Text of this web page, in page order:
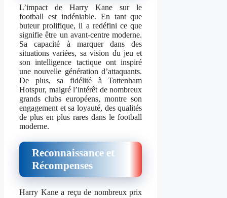
L’impact de Harry Kane sur le
football est indéniable. En tant que
buteur prolifique, il a redéfini ce que
signifie être un avant-centre moderne.
Sa capacité à marquer dans des
situations variées, sa vision du jeu et
son intelligence tactique ont inspiré
une nouvelle génération d’attaquants.
De plus, sa fidélité à Tottenham
Hotspur, malgré l’intérêt de nombreux
grands clubs européens, montre son
engagement et sa loyauté, des qualités
de plus en plus rares dans le football
moderne.
Reconnaissance et
Récompenses
Harry Kane a reçu de nombreux prix